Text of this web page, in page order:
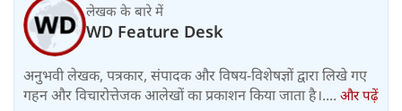
लेखक के बारे में
WD Feature Desk
अनुभवी लेखक, पत्रकार, संपादक और विषय-विशेषज्ञों द्वारा लिखे गए
गहन और विचारोत्तेजक आलेखों का प्रकाशन किया जाता है।.... और पढ़ें